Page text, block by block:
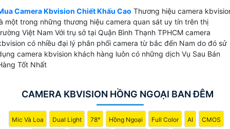
IP, camera wifi với thương hiệu kbone và camera
analog thông thường là HD CVI với chất lượng hình ảnh
tốt. Camera kbvision tại viêt Nam được sử dụng cho
dự án nhà nước do tính bảo mật cao dễ dàng tích
nhiều hệ thống.
Camera Kbvision Sản Xuất Ở Đâu
Camera Kbvision Chiết Khấu Cao Thương hiệu camera
một trong những thương hiệu camera quan sát uy tín trên thị
Việt Nam Với trụ sở tại Quận Bình Thạnh TPHCM camera
có nhiều đại lý phân phối camera từ bắc đến Nam do đó sử
camera kbvision khách hàng luôn có những dịch Vụ Sau Bán
Tốt Nhất
CAMERA KBVISION HỒNG NGOẠI BAN ĐÊM
Mic Và Loa Dual Light 78° Hồng Ngoại Full Color AI CMOS